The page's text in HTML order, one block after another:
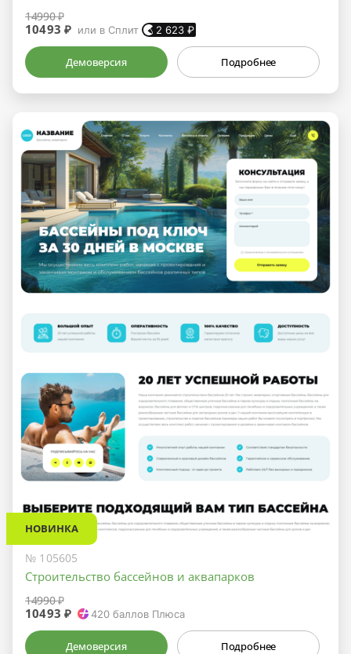
14990 ₽
10493 ₽ или в Сплит 2 623 ₽
Демоверсия Подробнее
НОВИНКА
№ 105605
Строительство бассейнов и аквапарков
14990 ₽
10493 ₽ 420 баллов Плюса
Демоверсия Подробнее